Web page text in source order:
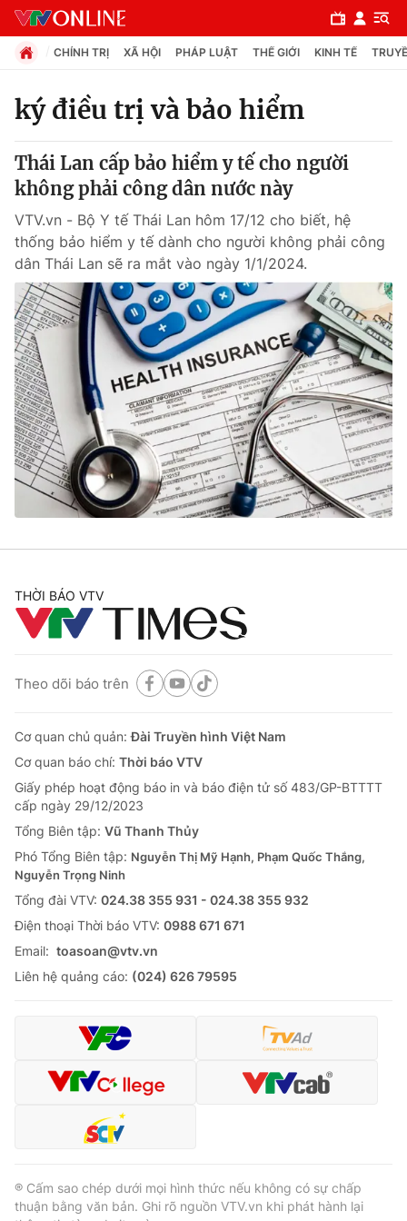
Chuyên mục
Chính trị
Xã hội
Pháp luật
Y tế
Thế giới
Tin tức
Thế giới đó đây
Câu chuyện quốc tế
Kinh tế
Tài chính
Thị trường
Góc doanh nghiệp
Dữ liệu và đời sống
Truyền hình
Phim VTV
Hậu trường
Giải sao mai
Giải trí
Điện ảnh
Âm nhạc
Du lịch
Làm đẹp
Chất lượng cuộc sống
Tuyển sinh
Học trực tuyến
Công nghệ
Hitech Công nghệ tương lai
Sản phẩm
Thị trường
Tư vấn
Giao lưu trực tuyến
Lịch phát sóng
Chuyên mục khác
Emagazine Podcast
Video Shorts video
VTV Money
VTV Sức khoẻ Bất động sản
CHÍNH TRỊ XÃ HỘI PHÁP LUẬT THẾ GIỚI KINH TẾ
ký điều trị và bảo hiểm
Thái Lan cấp bảo hiểm y tế cho người
không phải công dân nước này
VTV.vn - Bộ Y tế Thái Lan hôm 17/12 cho biết, hệ
thống bảo hiểm y tế dành cho người không phải công
dân Thái Lan sẽ ra mắt vào ngày 1/1/2024.
THỜI BÁO VTV
Theo dõi báo trên
Cơ quan chủ quản:Đài Truyền hình Việt Nam
Cơ quan báo chí: Thời báo VTV
Giấy phép hoạt động báo in và báo điện tử số 483/GP-BTTTT
cấp ngày 29/12/2023
Tổng Biên tập: Vũ Thanh Thủy
Phó Tổng Biên tập: Nguyễn Thị Mỹ Hạnh, Phạm Quốc Thắng,
Nguyễn Trọng Ninh
Tổng đài VTV: 024.38 355 931 - 024.38 355 932
Ðiện thoại Thời báo VTV: 0988 671 671
Email: toasoan@vtv.vn
Liên hệ quảng cáo: (024) 626 79595
® Cấm sao chép dưới mọi hình thức nếu không có sự chấp
thuận bằng văn bản. Ghi rõ nguồn VTV.vn khi phát hành lại